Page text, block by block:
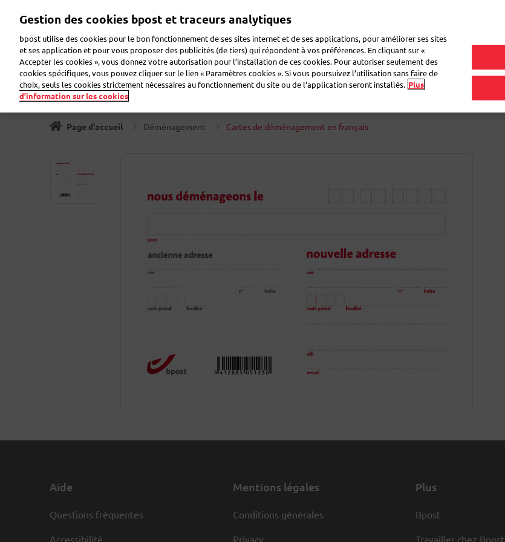
principal
Bienvenue sur eShop
Zoeken
Timbres Collectionneur Cartes de voeux Etiquettes pour colis Enveloppes & boîtes Cahiers Atoma
Page d'accueil Déménagement Cartes de déménagement en français
Aide
Questions fréquentes
Accessibilité
Mentions légales
Conditions générales
Privacy
Plus
Bpost
Travailler chez Bpost
Gestion des cookies bpost et traceurs analytiques
bpost utilise des cookies pour le bon fonctionnement de ses sites internet et de ses applications, pour améliorer ses sites
et ses application et pour vous proposer des publicités (de tiers) qui répondent à vos préférences. En cliquant sur «
Accepter les cookies », vous donnez votre autorisation pour l’installation de ces cookies. Pour autoriser seulement des
cookies spécifiques, vous pouvez cliquer sur le lien « Paramètres cookies ». Si vous poursuivez l’utilisation sans faire de
choix, seuls les cookies strictement nécessaires au fonctionnement du site ou de l’application seront installés. Plus
d’information sur les cookies